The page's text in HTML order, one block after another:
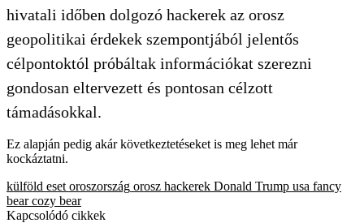
hivatali időben dolgozó hackerek az orosz
geopolitikai érdekek szempontjából jelentős
célpontoktól próbáltak információkat szerezni
gondosan eltervezett és pontosan célzott
támadásokkal.
Ez alapján pedig akár következtetéseket is meg lehet már
kockáztatni.
külföld eset oroszország orosz hackerek Donald Trump usa fancy
bear cozy bear
Kapcsolódó cikkek